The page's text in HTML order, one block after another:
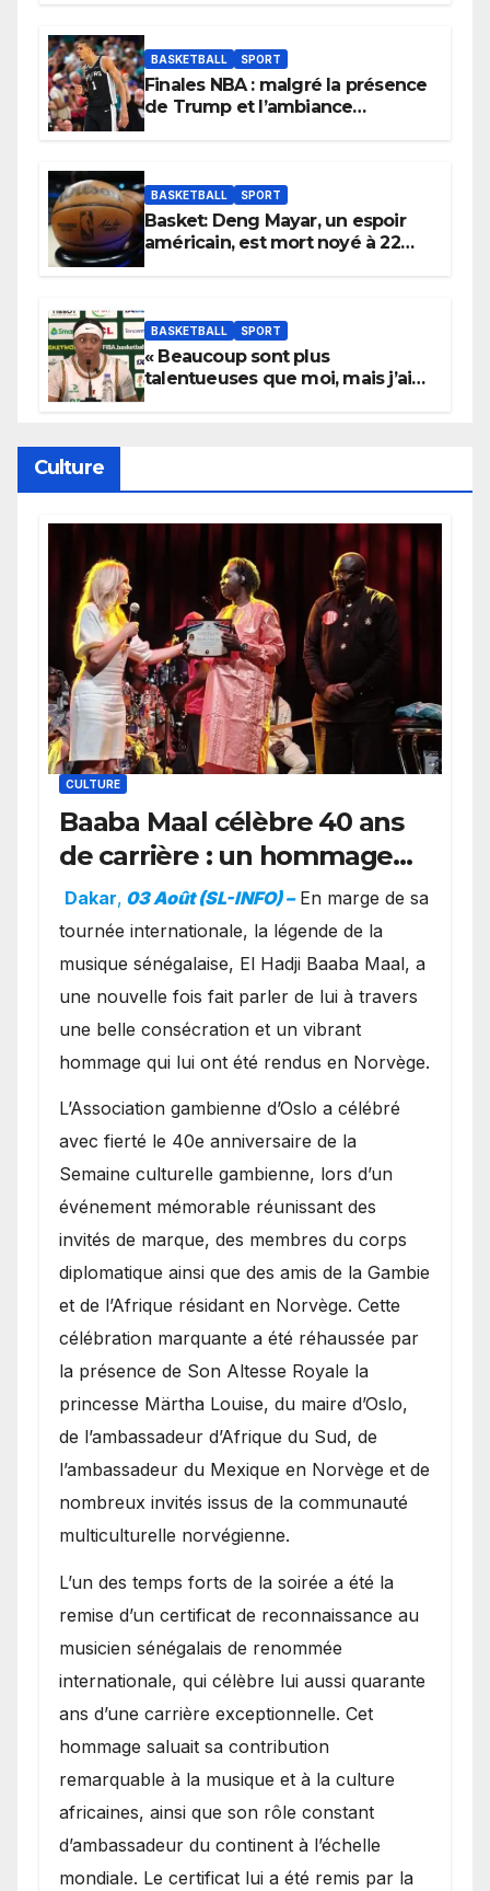
BASKETBALL SPORT
Finales NBA : malgré la présence
de Trump et l’ambiance
BASKETBALL SPORT
Basket: Deng Mayar, un espoir
américain, est mort noyé à 22
BASKETBALL SPORT
« Beaucoup sont plus
talentueuses que moi, mais j’ai
Culture
CULTURE
Baaba Maal célèbre 40 ans
de carrière : un hommage
exceptionnel à Oslo en
présence de la famille
royale.
Dakar, 03 Août (SL-INFO) – ​En marge de sa
tournée internationale, la légende de la
musique sénégalaise, El Hadji Baaba Maal, a
une nouvelle fois fait parler de lui à travers
une belle consécration et un vibrant
hommage qui lui ont été rendus en Norvège.
​L’Association gambienne d’Oslo a célébré
avec fierté le 40e anniversaire de la
Semaine culturelle gambienne, lors d’un
événement mémorable réunissant des
invités de marque, des membres du corps
diplomatique ainsi que des amis de la Gambie
et de l’Afrique résidant en Norvège. Cette
célébration marquante a été réhaussée par
la présence de Son Altesse Royale la
princesse Märtha Louise, du maire d’Oslo,
de l’ambassadeur d’Afrique du Sud, de
l’ambassadeur du Mexique en Norvège et de
nombreux invités issus de la communauté
multiculturelle norvégienne.
​L’un des temps forts de la soirée a été la
remise d’un certificat de reconnaissance au
musicien sénégalais de renommée
internationale, qui célèbre lui aussi quarante
ans d’une carrière exceptionnelle. Cet
hommage saluait sa contribution
remarquable à la musique et à la culture
africaines, ainsi que son rôle constant
d’ambassadeur du continent à l’échelle
mondiale. Le certificat lui a été remis par la